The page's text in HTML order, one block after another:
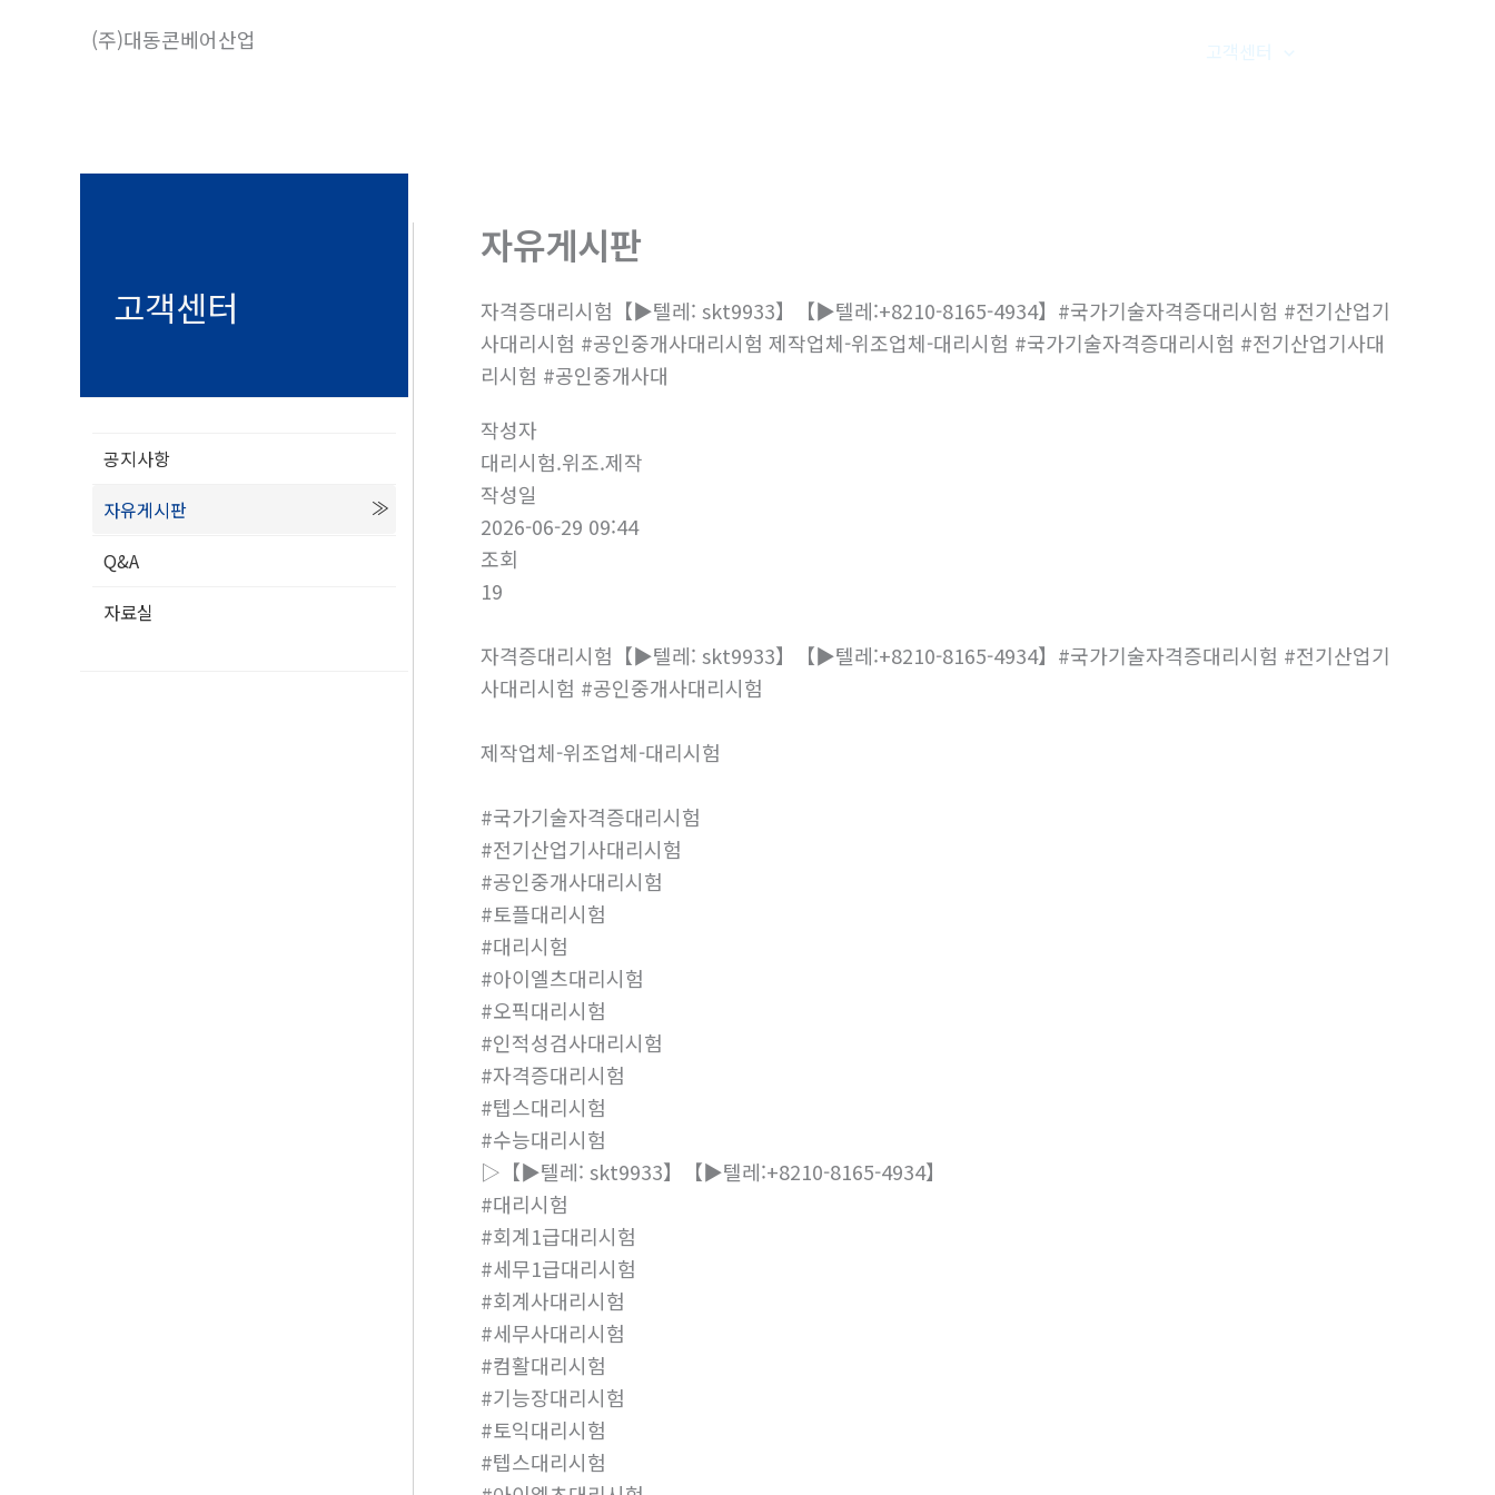
(주)대동콘베어산업 고객센터
고객센터
공지사항
자유게시판
Q&A
자료실
자유게시판
자격증대리시험【▶텔레: skt9933】【▶텔레:+8210-8165-4934】#국가기술자격증대리시험 #전기산업기
사대리시험 #공인중개사대리시험 제작업체-위조업체-대리시험 #국가기술자격증대리시험 #전기산업기사대
리시험 #공인중개사대
작성자
대리시험.위조.제작
작성일
2026-06-29 09:44
조회
19
자격증대리시험【▶텔레: skt9933】【▶텔레:+8210-8165-4934】#국가기술자격증대리시험 #전기산업기
사대리시험 #공인중개사대리시험
제작업체-위조업체-대리시험
#국가기술자격증대리시험
#전기산업기사대리시험
#공인중개사대리시험
#토플대리시험
#대리시험
#아이엘츠대리시험
#오픽대리시험
#인적성검사대리시험
#자격증대리시험
#텝스대리시험
#수능대리시험
▷【▶텔레: skt9933】【▶텔레:+8210-8165-4934】
#대리시험
#회계1급대리시험
#세무1급대리시험
#회계사대리시험
#세무사대리시험
#컴활대리시험
#기능장대리시험
#토익대리시험
#텝스대리시험